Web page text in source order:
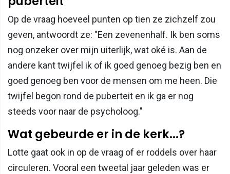
Op de vraag hoeveel punten op tien ze zichzelf zou
geven, antwoordt ze: "Een zevenenhalf. Ik ben soms
nog onzeker over mijn uiterlijk, wat oké is. Aan de
andere kant twijfel ik of ik goed genoeg bezig ben en
goed genoeg ben voor de mensen om me heen. Die
twijfel begon rond de puberteit en ik ga er nog
steeds voor naar de psycholoog."
Wat gebeurde er in de kerk...?
Lotte gaat ook in op de vraag of er roddels over haar
circuleren. Vooral een tweetal jaar geleden was er